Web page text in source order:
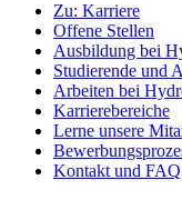
Zu: Karriere
Offene Stellen
Ausbildung bei
Studierende und
Arbeiten bei
Karrierebereiche
Lerne unsere
Kontakt und FAQ